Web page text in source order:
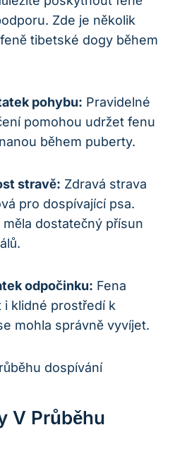
Zde je několik
tibetské dogy během
pohybu: Pravidelné
pomohou udržet fenu
během puberty.
stravě: Zdravá strava
pro dospívající psa.
dostatečný přísun
odpočinku: Fena
klidné prostředí k
mohla správně vyvíjet.
V Průběhu